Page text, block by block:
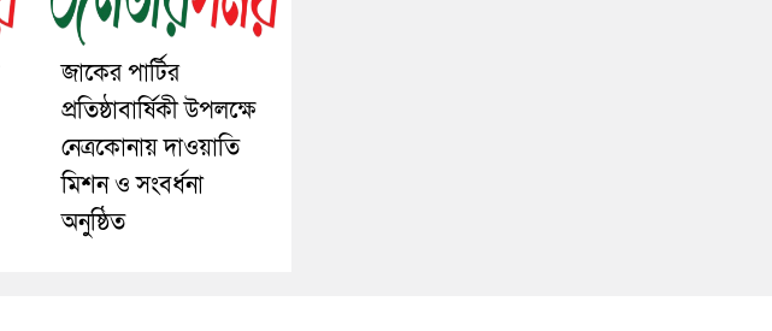
জাকের পার্টির
প্রতিষ্ঠাবার্ষিকী উপলক্ষে
নেত্রকোনায় দাওয়াতি
মিশন ও সংবর্ধনা
অনুষ্ঠিত